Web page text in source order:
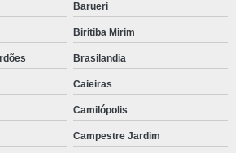
Pechincha
Itapecerica da Serra
Vila Esperança
Chácara Mafalda
Pirituba
Paraíba
Barueri
Biritiba Mirim
Brasilandia
Caieiras
Camilópolis
Campestre Jardim